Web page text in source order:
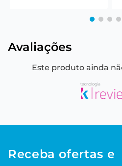
Avaliações
Este produto ainda
Receba ofertas e